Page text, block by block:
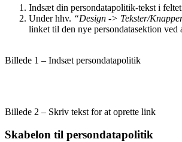
Indsæt din persondatapolitik-tekst i
Under hhv. “Design -> Tekster/
linket til den nye persondatasektion
Billede 1 – Indsæt persondatapolitik
Billede 2 – Skriv tekst for at oprette link
Skabelon til persondatapolitik